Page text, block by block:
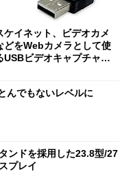
ケイネット、ビデオカメ
どをWebカメラとして使
USBビデオキャプチャー
んでもないレベルに
ンドを採用した23.8型/27
プレイ